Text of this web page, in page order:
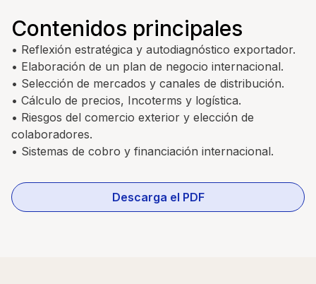
Contenidos principales
• Reflexión estratégica y autodiagnóstico exportador.
• Elaboración de un plan de negocio internacional.
• Selección de mercados y canales de distribución.
• Cálculo de precios, Incoterms y logística.
• Riesgos del comercio exterior y elección de
colaboradores.
• Sistemas de cobro y financiación internacional.
Descarga el PDF